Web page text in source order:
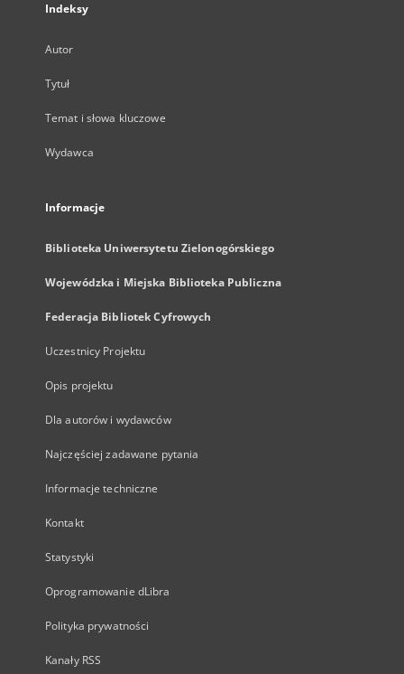
Indeksy
Autor
Tytuł
Temat i słowa kluczowe
Wydawca
Informacje
Biblioteka Uniwersytetu Zielonogórskiego
Wojewódzka i Miejska Biblioteka Publiczna
Federacja Bibliotek Cyfrowych
Uczestnicy Projektu
Opis projektu
Dla autorów i wydawców
Najczęściej zadawane pytania
Informacje techniczne
Kontakt
Statystyki
Oprogramowanie dLibra
Polityka prywatności
Kanały RSS